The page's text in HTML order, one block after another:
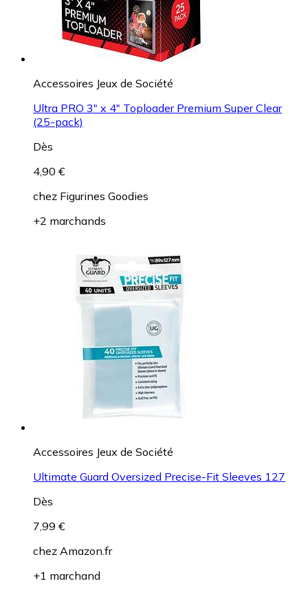
Accessoires Jeux de Société
Ultra PRO 3" x 4" Toploader Premium Super Clear
(25-pack)
Dès
4,90 €
chez Figurines Goodies
+2 marchands
Accessoires Jeux de Société
Ultimate Guard Oversized Precise-Fit Sleeves 127
Dès
7,99 €
chez Amazon.fr
+1 marchand